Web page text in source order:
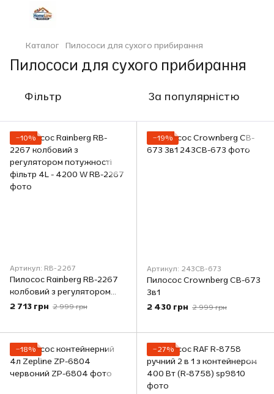
Каталог Пилососи для сухого прибирання
Пилососи для сухого прибирання
Фільтр За популярністю
−10%
Артикул: RB-2267
Пилосос Rainberg RB-2267
колбовий з регулятором
потужності фільтр 4L - 4200
2 713 грн 2 999 грн
−19%
Артикул: 243CB-673
Пилосос Crownberg CB-673
3в1
2 430 грн 2 999 грн
−18% −27%